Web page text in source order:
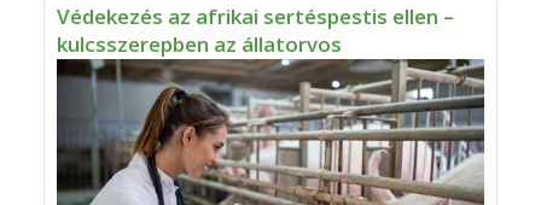
Védekezés az afrikai sertéspestis ellen –
kulcsszerepben az állatorvos